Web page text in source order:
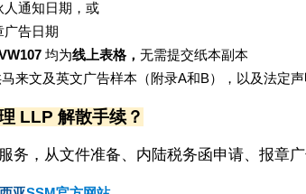
人通知日期，或
广告日期
均为线上表格，无需提交纸本副本
来文及英文广告样本（附录A和B），以及法定
LLP 解散手续？
务，从文件准备、内陆税务函申请、报章